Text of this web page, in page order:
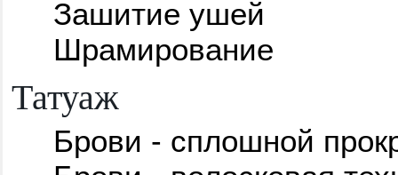
Зашитие ушей
Шрамирование
Татуаж
Брови - сплошной